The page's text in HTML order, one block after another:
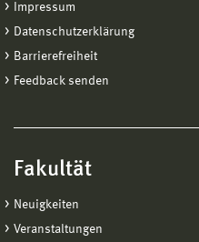
Impressum
Datenschutzerklärung
Barrierefreiheit
Feedback senden
Fakultät
Neuigkeiten
Veranstaltungen